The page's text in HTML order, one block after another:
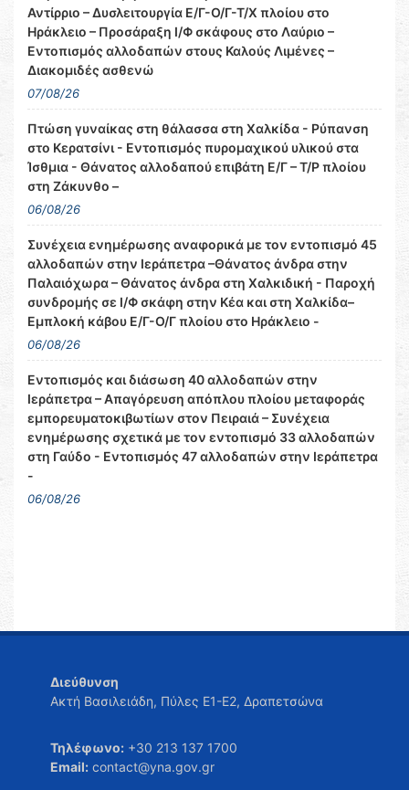
Αντίρριο – Δυσλειτουργία Ε/Γ-Ο/Γ-Τ/Χ πλοίου στο
Ηράκλειο – Προσάραξη Ι/Φ σκάφους στο Λαύριο –
Εντοπισμός αλλοδαπών στους Καλούς Λιμένες –
Διακομιδές ασθενώ
07/08/26
Πτώση γυναίκας στη θάλασσα στη Χαλκίδα - Ρύπανση
στο Κερατσίνι - Εντοπισμός πυρομαχικού υλικού στα
Ίσθμια - Θάνατος αλλοδαπού επιβάτη Ε/Γ – Τ/Ρ πλοίου
στη Ζάκυνθο –
06/08/26
Συνέχεια ενημέρωσης αναφορικά με τον εντοπισμό 45
αλλοδαπών στην Ιεράπετρα –Θάνατος άνδρα στην
Παλαιόχωρα – Θάνατος άνδρα στη Χαλκιδική - Παροχή
συνδρομής σε Ι/Φ σκάφη στην Κέα και στη Χαλκίδα–
Εμπλοκή κάβου Ε/Γ-Ο/Γ πλοίου στο Ηράκλειο -
06/08/26
Εντοπισμός και διάσωση 40 αλλοδαπών στην
Ιεράπετρα – Απαγόρευση απόπλου πλοίου μεταφοράς
εμπορευματοκιβωτίων στον Πειραιά – Συνέχεια
ενημέρωσης σχετικά με τον εντοπισμό 33 αλλοδαπών
στη Γαύδο - Εντοπισμός 47 αλλοδαπών στην Ιεράπετρα
-
06/08/26
Διεύθυνση
Ακτή Βασιλειάδη, Πύλες Ε1-Ε2, Δραπετσώνα
Τηλέφωνο: +30 213 137 1700
Email: contact@yna.gov.gr